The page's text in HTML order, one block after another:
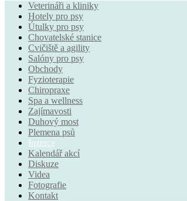
Veterináři a kliniky
Hotely pro psy
Útulky pro psy
Chovatelské stanice
Cvičiště a agility
Salóny pro psy
Obchody
Fyzioterapie
Chiropraxe
Spa a wellness
Zajímavosti
Duhový most
Plemena psů
Inzerce
Kalendář akcí
Diskuze
Videa
Fotografie
Kontakt